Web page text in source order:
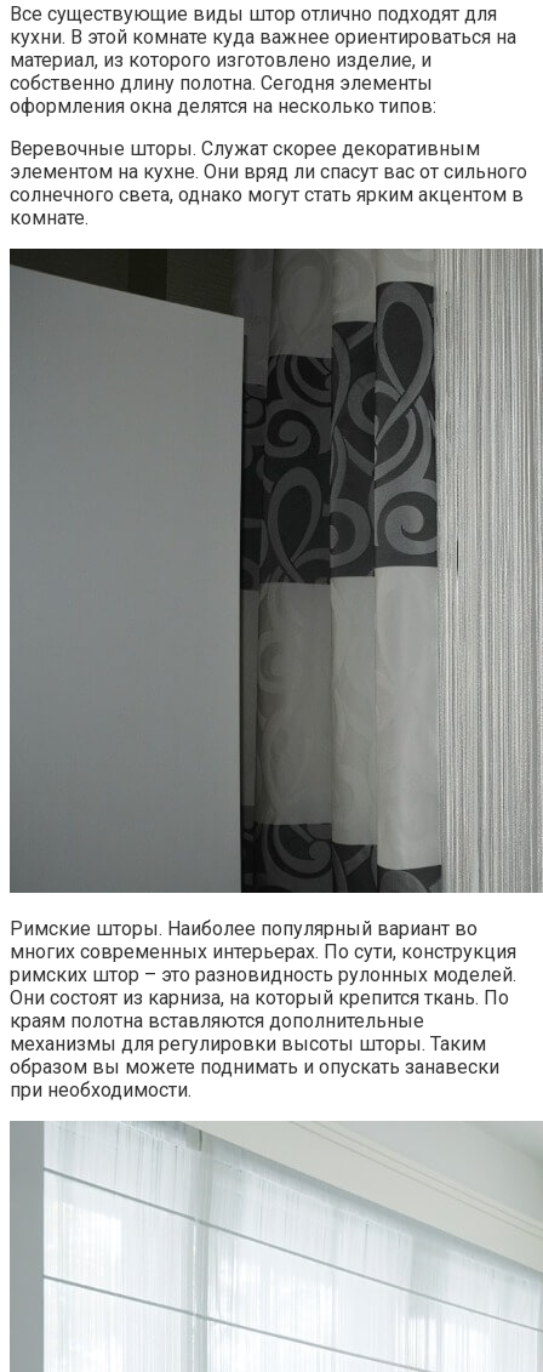
Все существующие виды штор отлично подходят для
кухни. В этой комнате куда важнее ориентироваться на
материал, из которого изготовлено изделие, и
собственно длину полотна. Сегодня элементы
оформления окна делятся на несколько типов:
Веревочные шторы. Служат скорее декоративным
элементом на кухне. Они вряд ли спасут вас от сильного
солнечного света, однако могут стать ярким акцентом в
комнате.
Римские шторы. Наиболее популярный вариант во
многих современных интерьерах. По сути, конструкция
римских штор – это разновидность рулонных моделей.
Они состоят из карниза, на который крепится ткань. По
краям полотна вставляются дополнительные
механизмы для регулировки высоты шторы. Таким
образом вы можете поднимать и опускать занавески
при необходимости.